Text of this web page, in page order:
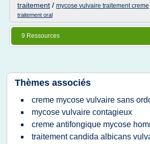
traitement / mycose vulvaire traitement creme
traitement oral
9 Ressources
Thèmes associés
creme mycose vulvaire sans
mycose vulvaire contagieux
creme antifongique mycose
traitement candida albicans